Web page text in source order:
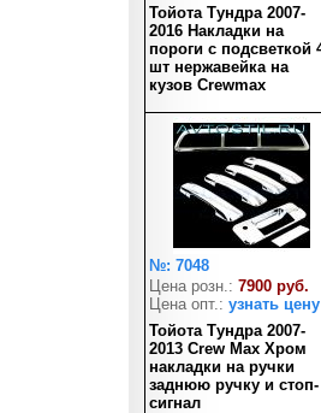
Тойота Тундра 2007-
2016 Накладки на
пороги с подсветкой
шт нержавейка на
кузов Crewmax
№: 7048
Цена розн.: 7900 руб.
Цена опт.: узнать цену
Тойота Тундра 2007-
2013 Crew Max Хром
накладки на ручки
заднюю ручку и стоп-
сигнал